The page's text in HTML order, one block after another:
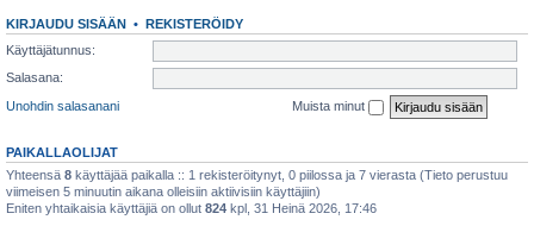
KIRJAUDU SISÄÄN • REKISTERÖIDY
Käyttäjätunnus:
Salasana:
Unohdin salasanani
Muista minut
PAIKALLAOLIJAT
Yhteensä 8 käyttäjää paikalla :: 1 rekisteröitynyt, 0 piilossa ja 7 vierasta (Tieto perustuu
viimeisen 5 minuutin aikana olleisiin aktiivisiin käyttäjiin)
Eniten yhtaikaisia käyttäjiä on ollut 824 kpl, 31 Heinä 2026, 17:46